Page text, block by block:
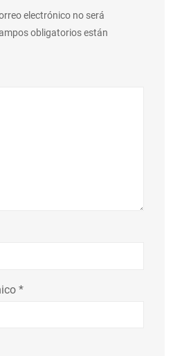
electrónico no será
obligatorios están
*